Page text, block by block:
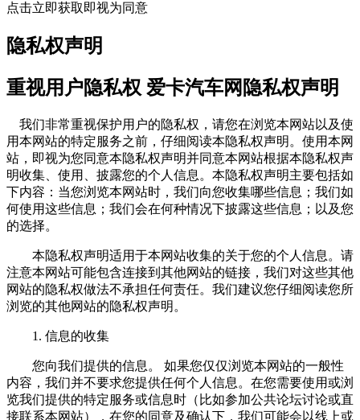
点击立即获取即视为同意
隐私权声明
重视用户隐私权 爱卡汽车网隐私权声明
我们非常重视保护用户的隐私权，请您在浏览本网站以及使
用本网站的特定服务之前，仔细阅读本隐私权声明。使用本网
站，即视为您同意本隐私权声明并同意本网站根据本隐私权声
明收集、使用、披露您的个人信息。本隐私权声明主要包括如
下内容：当您浏览本网站时，我们向您收集哪些信息；我们如
何使用这些信息；我们会在何种情况下披露这些信息；以及您
的选择。
本隐私权声明适用于本网站收集的关于您的个人信息。请
注意本网站可能包含连接到其他网站的链接，我们对这些其他
网站的隐私权做法不承担任何责任。我们建议您仔细阅读您所
浏览的其他网站的隐私权声明。
1. 信息的收集
您向我们提供的信息。 如果您仅仅浏览本网站的一般性
内容，我们并不要求您提供任何个人信息。在您需要使用或浏
览我们提供的特定服务或信息时（比如参加公共论坛讨论或直
接联系本网站），在您的同意及确认下，我们可能会以线上或